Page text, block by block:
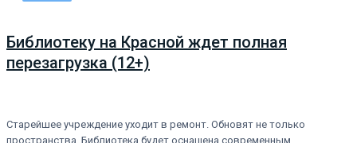
Библиотеку на Красной ждет полная
перезагрузка (12+)
Старейшее учреждение уходит в ремонт. Обновят не только
пространства. Библиотека будет оснащена современным